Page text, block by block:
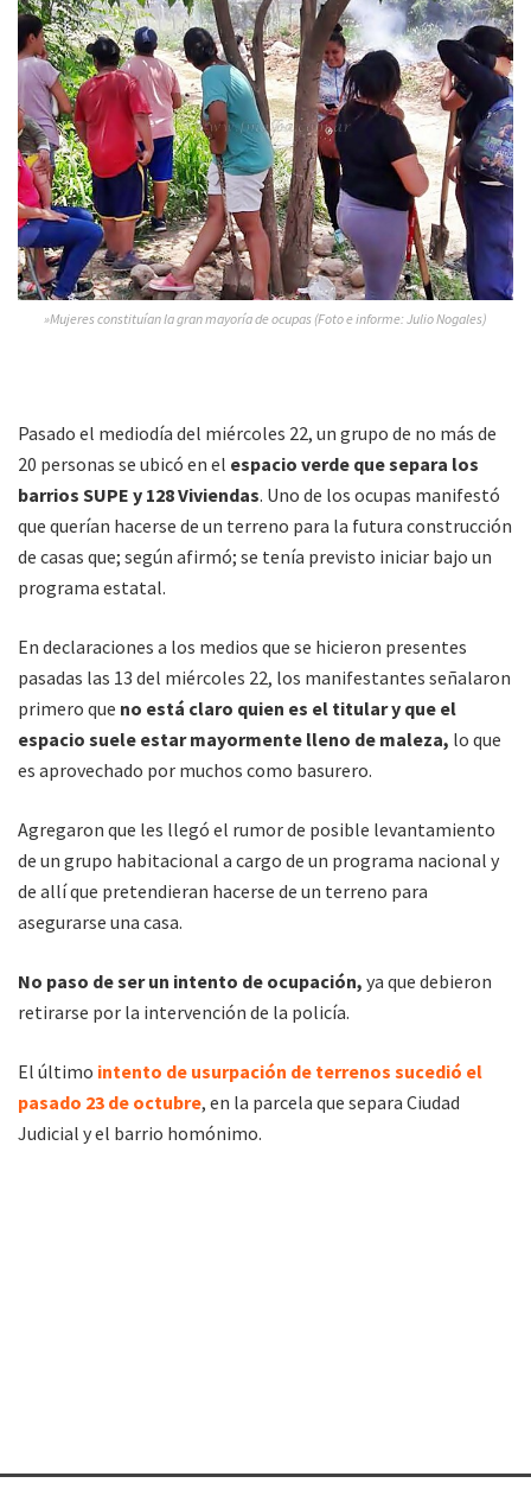
»Mujeres constituían la gran mayoría de ocupas (Foto e informe: Julio Nogales)
Pasado el mediodía del miércoles 22, un grupo de no más de
20 personas se ubicó en el espacio verde que separa los
barrios SUPE y 128 Viviendas. Uno de los ocupas manifestó
que querían hacerse de un terreno para la futura construcción
de casas que; según afirmó; se tenía previsto iniciar bajo un
programa estatal.
En declaraciones a los medios que se hicieron presentes
pasadas las 13 del miércoles 22, los manifestantes señalaron
primero que no está claro quien es el titular y que el
espacio suele estar mayormente lleno de maleza, lo que
es aprovechado por muchos como basurero.
Agregaron que les llegó el rumor de posible levantamiento
de un grupo habitacional a cargo de un programa nacional y
de allí que pretendieran hacerse de un terreno para
asegurarse una casa.
No paso de ser un intento de ocupación, ya que debieron
retirarse por la intervención de la policía.
El último intento de usurpación de terrenos sucedió el
pasado 23 de octubre, en la parcela que separa Ciudad
Judicial y el barrio homónimo.